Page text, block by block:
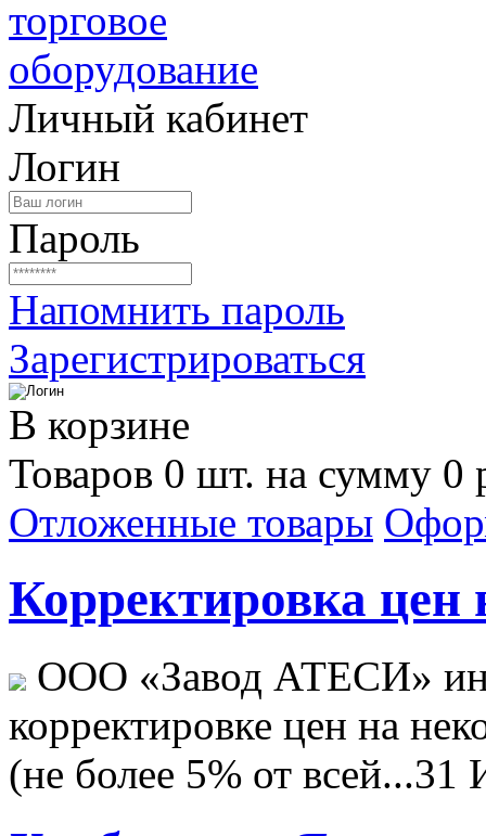
Личный кабинет
Логин
Пароль
Напомнить пароль
Зарегистрироваться
В корзине
Товаров 0 шт. на сумму 0
Отложенные товары
Корректировка цен
ООО «Завод АТЕСИ»
корректировке цен на
(не более 5% от всей...31